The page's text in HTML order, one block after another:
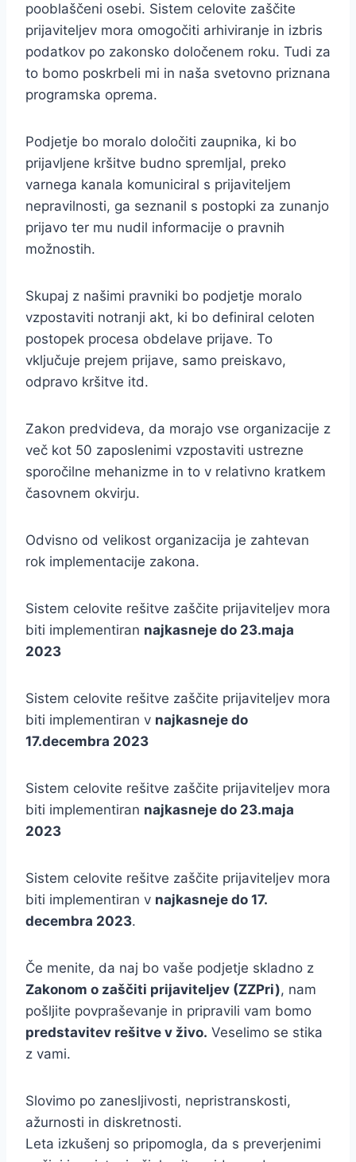
pooblaščeni osebi. Sistem celovite zaščite
prijaviteljev mora omogočiti arhiviranje in izbris
podatkov po zakonsko določenem roku. Tudi za
to bomo poskrbeli mi in naša svetovno priznana
programska oprema.
Podjetje bo moralo določiti zaupnika, ki bo
prijavljene kršitve budno spremljal, preko
varnega kanala komuniciral s prijaviteljem
nepravilnosti, ga seznanil s postopki za zunanjo
prijavo ter mu nudil informacije o pravnih
možnostih.
Skupaj z našimi pravniki bo podjetje moralo
vzpostaviti notranji akt, ki bo definiral celoten
postopek procesa obdelave prijave. To
vključuje prejem prijave, samo preiskavo,
odpravo kršitve itd.
Zakon predvideva, da morajo vse organizacije z
več kot 50 zaposlenimi vzpostaviti ustrezne
sporočilne mehanizme in to v relativno kratkem
časovnem okvirju.
Odvisno od velikost organizacija je zahtevan
rok implementacije zakona.
Sistem celovite rešitve zaščite prijaviteljev mora
biti implementiran najkasneje do 23.maja
2023
Sistem celovite rešitve zaščite prijaviteljev mora
biti implementiran v najkasneje do
17.decembra 2023
Sistem celovite rešitve zaščite prijaviteljev mora
biti implementiran najkasneje do 23.maja
2023
Sistem celovite rešitve zaščite prijaviteljev mora
biti implementiran v najkasneje do 17.
decembra 2023.
Če menite, da naj bo vaše podjetje skladno z
Zakonom o zaščiti prijaviteljev (ZZPri), nam
pošljite povpraševanje in pripravili vam bomo
predstavitev rešitve v živo. Veselimo se stika
z vami.
Slovimo po zanesljivosti, nepristranskosti,
ažurnosti in diskretnosti.
Leta izkušenj so pripomogla, da s preverjenimi